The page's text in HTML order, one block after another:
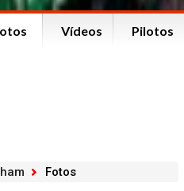
Vídeos Pilotos
Fotos